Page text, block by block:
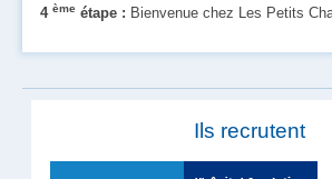
4 ème étape : Bienvenue chez Les Petits
Ils recrutent